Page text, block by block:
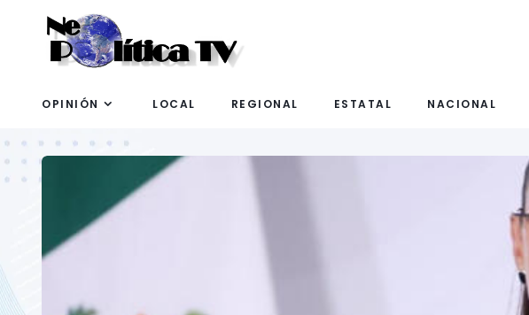
OPINIÓN LOCAL REGIONAL ESTATAL NACIONAL